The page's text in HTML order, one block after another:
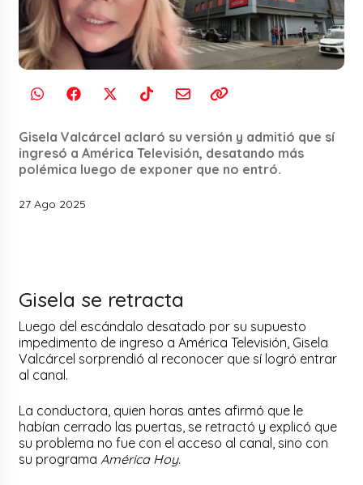
Gisela Valcárcel aclaró su versión y admitió que sí
ingresó a América Televisión, desatando más
polémica luego de exponer que no entró.
27 Ago 2025
Gisela se retracta
Luego del escándalo desatado por su supuesto
impedimento de ingreso a América Televisión, Gisela
Valcárcel sorprendió al reconocer que sí logró entrar
al canal.
La conductora, quien horas antes afirmó que le
habían cerrado las puertas, se retractó y explicó que
su problema no fue con el acceso al canal, sino con
su programa América Hoy.